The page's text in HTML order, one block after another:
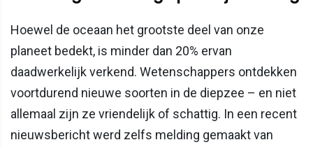
Hoewel de oceaan het grootste deel van onze
planeet bedekt, is minder dan 20% ervan
daadwerkelijk verkend. Wetenschappers ontdekken
voortdurend nieuwe soorten in de diepzee – en niet
allemaal zijn ze vriendelijk of schattig. In een recent
nieuwsbericht werd zelfs melding gemaakt van